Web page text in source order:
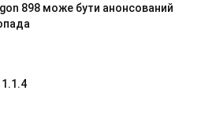
898 може бути анонсований
1.1.4